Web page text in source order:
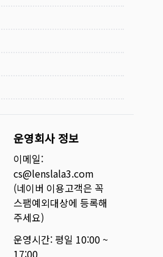
운영회사 정보
이메일:
cs@lenslala3.com
(네이버 이용고객은 꼭
스팸예외대상에 등록해
주세요)
운영시간: 평일 10:00 ~
17:00